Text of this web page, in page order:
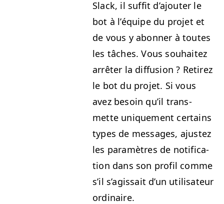
Slack, il suf­fit d’ajouter le
bot à l’équipe du pro­jet et
de vous y abon­ner à toutes
les tâch­es. Vous souhaitez
arrêter la dif­fu­sion ? Retirez
le bot du pro­jet. Si vous
avez besoin qu’il trans­
mette unique­ment cer­tains
types de mes­sages, ajustez
les paramètres de noti­fi­ca­
tion dans son pro­fil comme
s’il s’agissait d’un util­isa­teur
ordinaire.